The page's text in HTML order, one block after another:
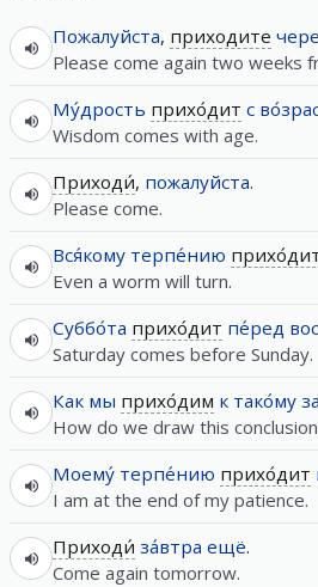
Пожалуйста, приходите
Please come again two weeks
Му́дрость прихо́дит с
Wisdom comes with age.
Приходи́, пожалуйста.
Please come.
Вся́кому терпе́нию
Even a worm will turn.
Суббо́та прихо́дит пе́ред
Saturday comes before Sunday.
Как мы прихо́дим к тако́му
How do we draw this
Моему́ терпе́нию прихо́дит
I am at the end of my patience.
Приходи́ за́втра ещё.
Come again tomorrow.